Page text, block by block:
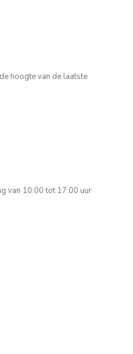
hoogte van de laatste
van 10:00 tot 17:00 uur